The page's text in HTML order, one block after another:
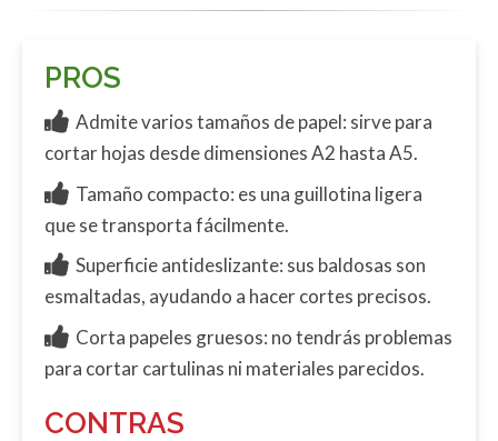
PROS
Admite varios tamaños de papel: sirve para
cortar hojas desde dimensiones A2 hasta A5.
Tamaño compacto: es una guillotina ligera
que se transporta fácilmente.
Superficie antideslizante: sus baldosas son
esmaltadas, ayudando a hacer cortes precisos.
Corta papeles gruesos: no tendrás problemas
para cortar cartulinas ni materiales parecidos.
CONTRAS